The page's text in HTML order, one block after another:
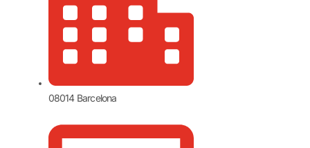
08014 Barcelona